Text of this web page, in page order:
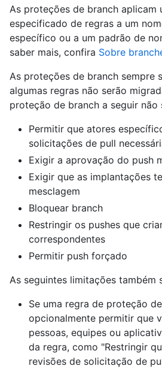
As proteções de branch aplicam
especificado de regras a um
específico ou a um padrão de
saber mais, confira Sobre
As proteções de branch sempre
algumas regras não serão
proteção de branch a seguir não
Permitir que atores
solicitações de pull
Exigir a aprovação do push
Exigir que as implantações
mesclagem
Bloquear branch
Restringir os pushes que
correspondentes
Permitir push forçado
As seguintes limitações também
Se uma regra de proteção
opcionalmente permitir que
pessoas, equipes ou
da regra, como "Restringir
revisões de solicitação de